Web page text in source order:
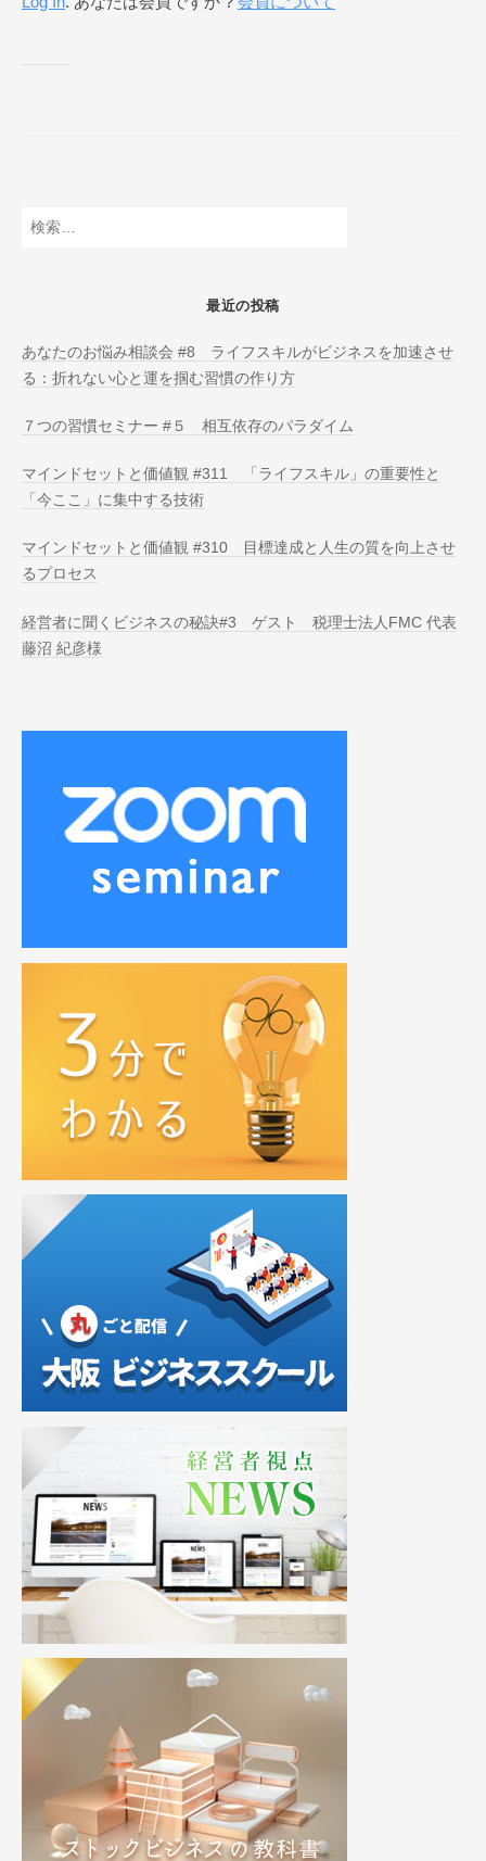
検
最近の投稿
あなたのお悩み相談会 #8 ライフスキルがビジネスを加速させ
る：折れない心と運を掴む習慣の作り方
７つの習慣セミナー #５ 相互依存のパラダイム
マインドセットと価値観 #311 「ライフスキル」の重要性と
「今ここ」に集中する技術
マインドセットと価値観 #310 目標達成と人生の質を向上させ
るプロセス
経営者に聞くビジネスの秘訣#3 ゲスト 税理士法人FMC 代表
藤沼 紀彦様